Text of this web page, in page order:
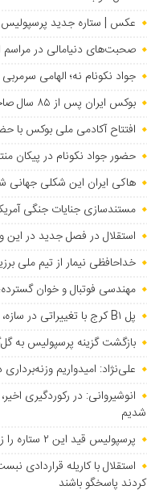
عکس | ستاره جدید پرسپولیس
صحبت‌های دنیامالی در مراسم
جواد نکونام نه؛ الهامی
بوکس ایران پس از ۸۵ سال صاحب آکادمی تیم های ملی شد
افتتاح آکادمی ملی بوکس با
حضور جواد نکونام در پیکان
هاکی ایران این شکلی جهانی
مستندسازی جنایات جنگی
استقلال در فصل جدید در این
خداحافظی نیمار از تیم ملی
مهندسی فوتبال و خوان گسترده؛
پل B۱ کرج با تغییراتی در سازه، ترمیم می‌شود
بازگشت گزینه پرسپولیس به
علی‌نژاد: امیدواریم
انوشیروانی: در رکوردگیری
شدیم
پرسپولیس قید این ۲ ستاره را زد!
استقلال با کاریله قراردادی
کردند پاسخگو باشند